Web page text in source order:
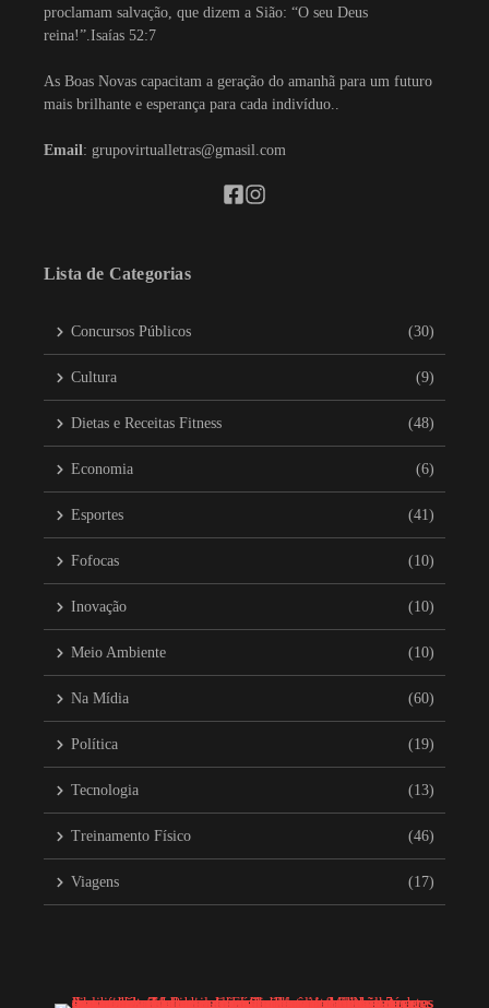
proclamam salvação, que dizem a Sião: “O seu Deus
reina!”.Isaías 52:7
As Boas Novas capacitam a geração do amanhã para um futuro
mais brilhante e esperança para cada indivíduo..
Email: grupovirtualletras@gmasil.com
Lista de Categorias
Concursos Públicos (30)
Cultura (9)
Dietas e Receitas Fitness (48)
Economia (6)
Esportes (41)
Fofocas (10)
Inovação (10)
Meio Ambiente (10)
Na Mídia (60)
Política (19)
Tecnologia (13)
Treinamento Físico (46)
Viagens (17)